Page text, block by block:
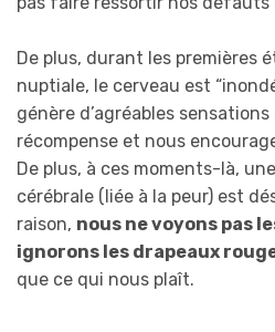
De plus, durant les premières
nuptiale, le cerveau est
génère d’agréables
récompense et nous
De plus, à ces moments-là,
cérébrale (liée à la peur) est
raison, nous ne voyons pas
ignorons les drapeaux
que ce qui nous plaît.